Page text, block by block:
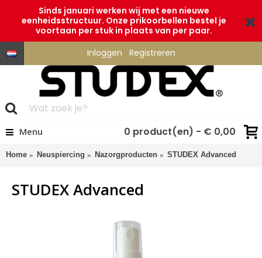
Sinds januari werken wij met een nieuwe
eenheidsstructuur. Onze prikoorbellen bestel je
voortaan per stuk in plaats van per paar.
Inloggen
Registreren
0 product(en) - € 0,00
Menu
Home Neuspiercing Nazorgproducten STUDEX Advanced
STUDEX Advanced